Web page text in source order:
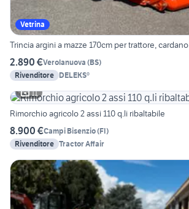
Vetrina
Trincia argini a mazze 170cm per trattore, cardano
2.890 €Verolanuova (BS)
Rivenditore DELEKS®
11
Rimorchio agricolo 2 assi 110 q.li ribaltabile
8.900 €Campi Bisenzio(FI)
Rivenditore Tractor Affair